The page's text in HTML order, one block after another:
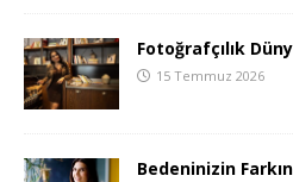
Fotoğrafçılık
15 Temmuz 2026
Bedeninizin